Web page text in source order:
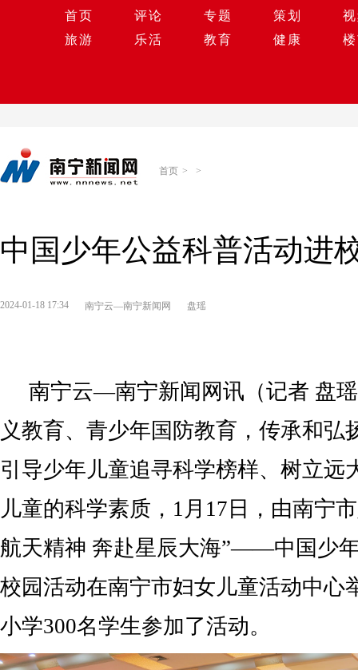
首页 评论 专题 策划
旅游
乐活 教育 健康
首页 > >
中国少年公益科普活动进
2024-01-18 17:34 南宁云—南宁新闻网 盘瑶
南宁云—南宁新闻网讯（记者 盘
义教育、青少年国防教育，传承和弘
引导少年儿童追寻科学榜样、树立远
儿童的科学素质，1月17日，由南宁
航天精神 奔赴星辰大海”——中国少
校园活动在南宁市妇女儿童活动中心
小学300名学生参加了活动。